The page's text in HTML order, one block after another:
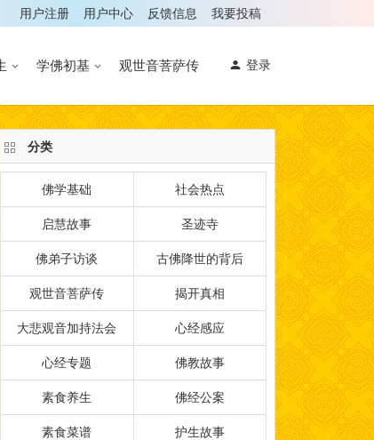
用户注册 用户中心 反馈信息 我要投稿
登录
学佛初基 观世音菩萨传
分类
佛学基础 社会热点
启慧故事 圣迹寺
佛弟子访谈 古佛降世的背后
观世音菩萨传 揭开真相
大悲观音加持法会 心经感应
心经专题 佛教故事
素食养生 佛经公案
素食菜谱 护生故事